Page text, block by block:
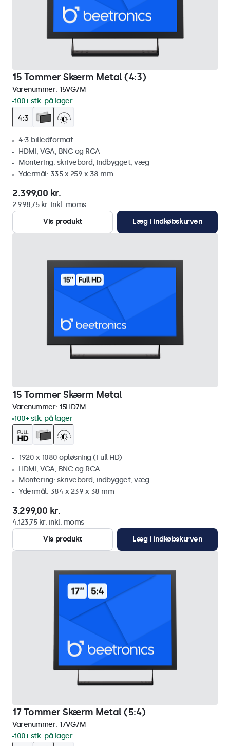
15 Tommer Skærm Metal (4:3)
Varenummer: 15VG7M
100+ stk. på lager
4:3 billedformat
HDMI, VGA, BNC og RCA
Montering: skrivebord, indbygget, væg
Ydermål: 335 x 259 x 38 mm
2.399,00 kr.
2.998,75 kr. inkl. moms
Vis produkt
Læg i indkøbskurven
15 Tommer Skærm Metal
Varenummer: 15HD7M
100+ stk. på lager
1920 x 1080 opløsning (Full HD)
HDMI, VGA, BNC og RCA
Montering: skrivebord, indbygget, væg
Ydermål: 384 x 239 x 38 mm
3.299,00 kr.
4.123,75 kr. inkl. moms
Vis produkt
Læg i indkøbskurven
17 Tommer Skærm Metal (5:4)
Varenummer: 17VG7M
100+ stk. på lager